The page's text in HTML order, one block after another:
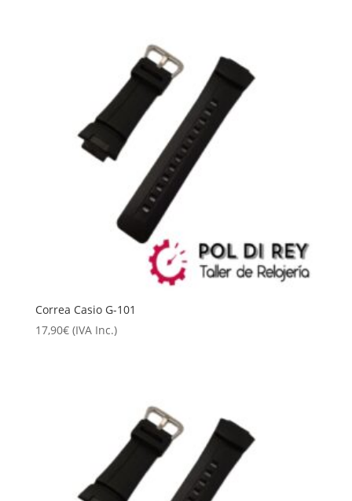
Correa Casio G-101
17,90€ (IVA Inc.)